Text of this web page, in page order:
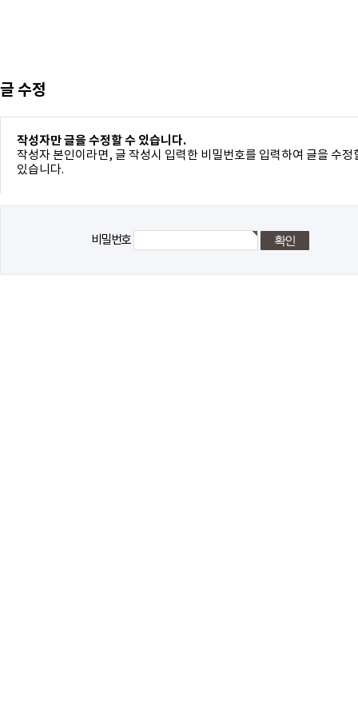
글 수정
작성자만 글을 수정할 수 있습니다.
작성자 본인이라면, 글 작성시 입력한 비밀번호를 입력하여 글을 수정
있습니다.
비밀번호